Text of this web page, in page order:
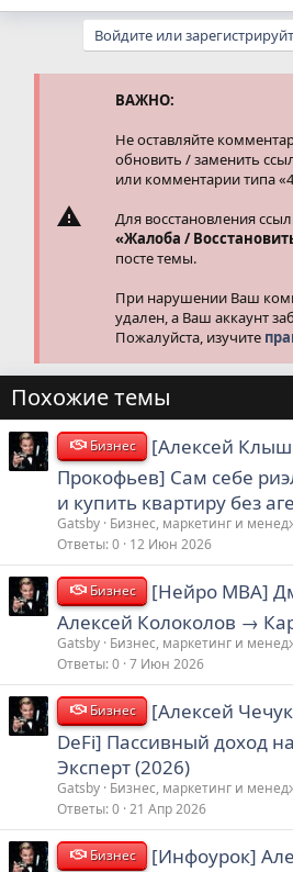
е
Войдите или
ВАЖНО:
Не оставляйте
обновить / заменить
или комментарии типа
Для восстановления
«Жалоба /
посте темы.
При нарушении Ваш
удален, а Ваш аккаунт
Пожалуйста, изучите
Похожие темы
Бизнес
[Алексей
Прокофьев] Сам себе
и купить квартиру без
Gatsby Бизнес, маркетинг и
Ответы 0 12 Июн 2026
Бизнес
[Нейро МВА]
Алексей Колоколов →
Gatsby Бизнес, маркетинг и
Ответы 0 7 Июн 2026
Бизнес
[Алексей
DeFi] Пассивный доход
Эксперт (2026)
Gatsby Бизнес, маркетинг и
Ответы 0 21 Апр 2026
Бизнес
[Инфоурок]